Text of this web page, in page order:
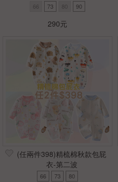
73 80 90
290元
(任兩件398)精梳棉秋款包屁
衣-第二波
66 73 80